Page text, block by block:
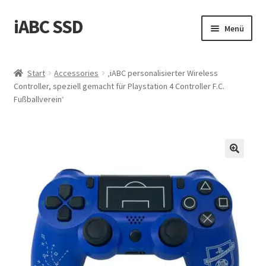
Zur
Navigation
Zum
Inhalt
iABC SSD Menü
‚Über iABC SSD INC‘
Einkaufswagen
Homepage
Kontaktieren Sie uns
Start Accessories
‚iABC personalisierter Wireless
Controller, speziell gemacht für Playstation 4 Controller F.C.
Fußballverein‘